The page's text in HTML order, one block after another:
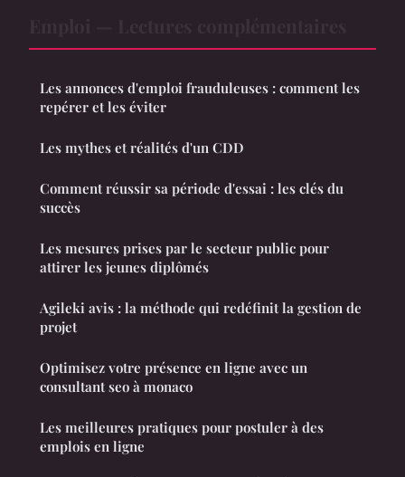
Les annonces d'emploi frauduleuses : comment les
repérer et les éviter
Les mythes et réalités d'un CDD
Comment réussir sa période d'essai : les clés du
succès
Les mesures prises par le secteur public pour
attirer les jeunes diplômés
Agileki avis : la méthode qui redéfinit la gestion de
projet
Optimisez votre présence en ligne avec un
consultant seo à monaco
Les meilleures pratiques pour postuler à des
emplois en ligne